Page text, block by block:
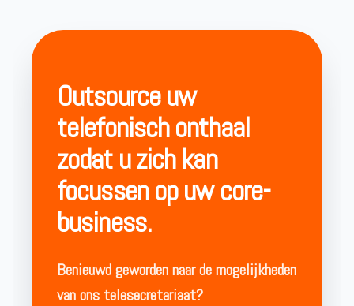
Outsource uw
telefonisch onthaal
zodat u zich kan
focussen op uw core-
business.
Benieuwd geworden naar de mogelijkheden
van ons telesecretariaat?